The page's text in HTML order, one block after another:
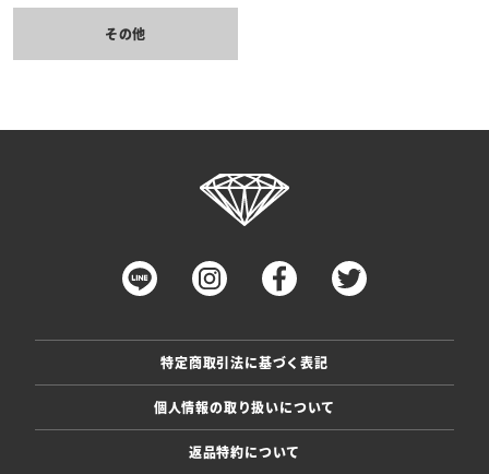
その他
特定商取引法に基づく表記
個人情報の取り扱いについて
返品特約について